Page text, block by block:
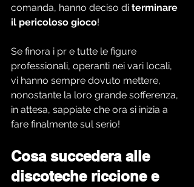
comanda, hanno deciso di terminare
il pericoloso gioco!
Se finora i pr e tutte le figure
professionali, operanti nei vari locali,
vi hanno sempre dovuto mettere,
nonostante la loro grande sofferenza,
in attesa, sappiate che ora si inizia a
fare finalmente sul serio!
Cosa succedera alle
discoteche riccione e